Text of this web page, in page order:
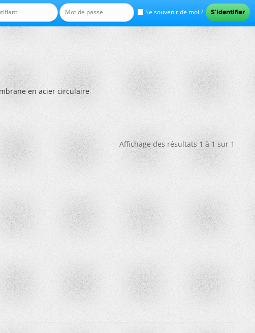
Se souvenir de moi ?
en acier circulaire
Affichage des résultats 1 à 1 sur 1